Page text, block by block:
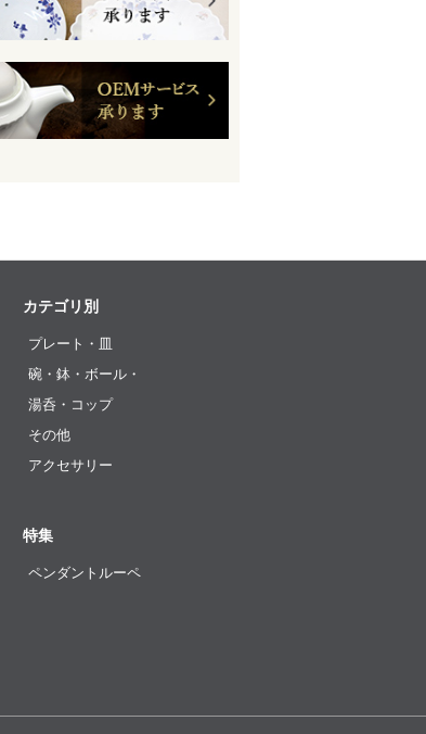
カテゴリ別
プレート・皿
碗・鉢・ボール・
湯呑・コップ
その他
アクセサリー
特集
ペンダントルーペ